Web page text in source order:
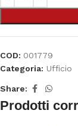
COD: 001779
Categoria: Ufficio
Share:
Prodotti